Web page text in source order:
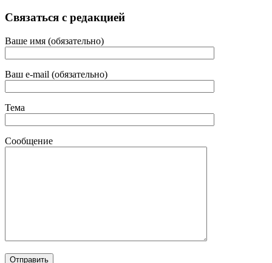
Связаться с редакцией
Ваше имя (обязательно)
Ваш e-mail (обязательно)
Тема
Сообщение